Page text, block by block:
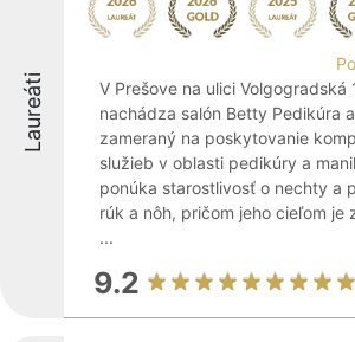
Laureáti
V Prešove na ulici Volgogradská
nachádza salón Betty Pedikúra
zameraný na poskytovanie
služieb v oblasti pedikúry a
ponúka starostlivosť o nechty a
rúk a nôh, pričom jeho cieľom je
...
9.2